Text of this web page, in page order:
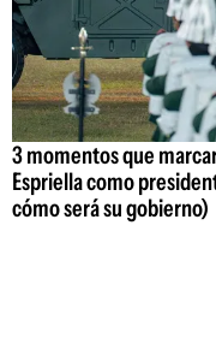
3 momentos que
Espriella como
cómo será su gobierno)